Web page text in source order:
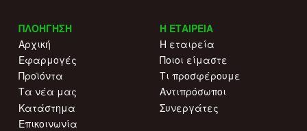
ΠΛΟΗΓΗΣΗ
Αρχική
Εφαρμογές
Προϊόντα
Τα νέα μας
Κατάστημα
Επικοινωνία
Η ΕΤΑΙΡΕΙΑ
Η εταιρεία
Ποιοι είμαστε
Τι προσφέρουμε
Αντιπρόσωποι
Συνεργάτες